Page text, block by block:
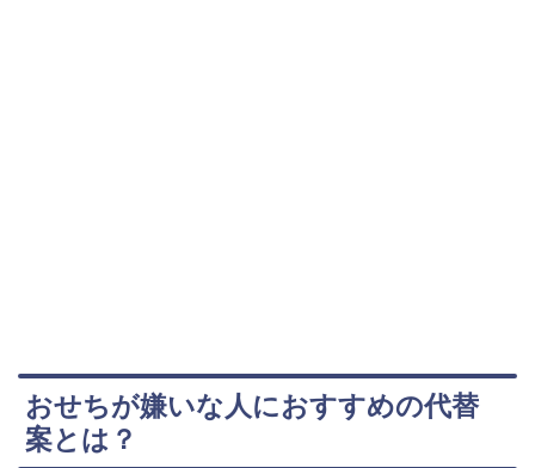
おせちが嫌いな人におすすめの代替
案とは？